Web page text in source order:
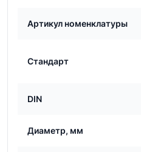
Артикул номенклатуры
Стандарт
DIN
Диаметр, мм